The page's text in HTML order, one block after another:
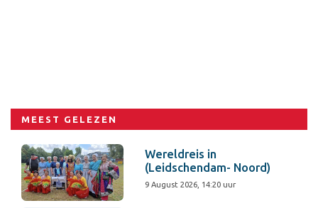
MEEST GELEZEN
Wereldreis in
(Leidschendam- Noord)
9 August 2026, 14:20 uur